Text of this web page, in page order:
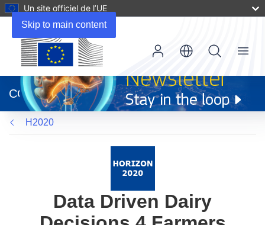
Skip to main content
Un site officiel de l’UE
dans
une
nouvelle
fenêtre)
CORDIS
Menu
H2020
Data Driven Dairy